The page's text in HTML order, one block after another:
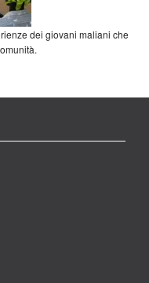
dei giovani maliani che